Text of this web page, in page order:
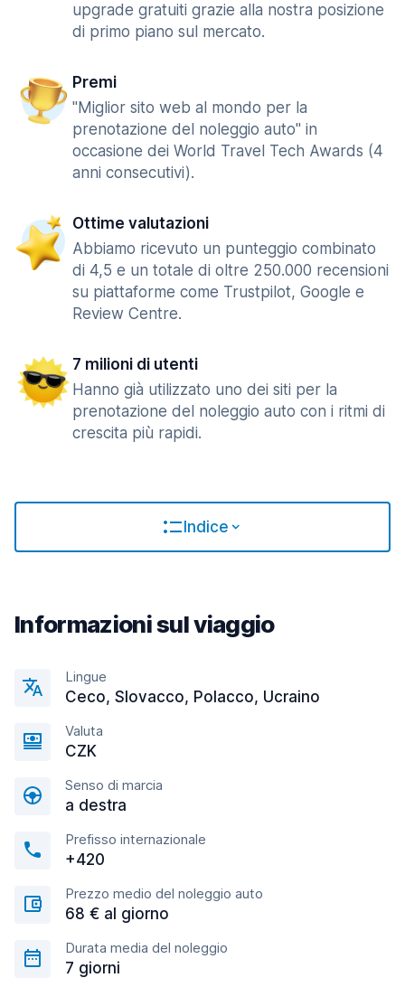
upgrade gratuiti grazie alla nostra posizione
di primo piano sul mercato.
Premi
"Miglior sito web al mondo per la
prenotazione del noleggio auto" in
occasione dei World Travel Tech Awards (4
anni consecutivi).
Ottime valutazioni
Abbiamo ricevuto un punteggio combinato
di 4,5 e un totale di oltre 250.000 recensioni
su piattaforme come Trustpilot, Google e
Review Centre.
7 milioni di utenti
Hanno già utilizzato uno dei siti per la
prenotazione del noleggio auto con i ritmi di
crescita più rapidi.
Indice
Informazioni sul viaggio
Lingue
Ceco, Slovacco, Polacco, Ucraino
Valuta
CZK
Senso di marcia
a destra
Prefisso internazionale
+420
Prezzo medio del noleggio auto
68 € al giorno
Durata media del noleggio
7 giorni